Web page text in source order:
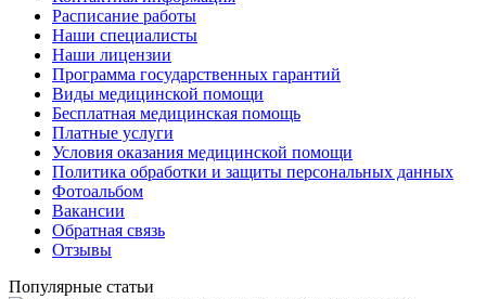
Расписание работы
Наши специалисты
Наши лицензии
Программа государственных гарантий
Виды медицинской помощи
Бесплатная медицинская помощь
Платные услуги
Условия оказания медицинской помощи
Политика обработки и защиты персональных данных
Фотоальбом
Вакансии
Обратная связь
Отзывы
Популярные статьи